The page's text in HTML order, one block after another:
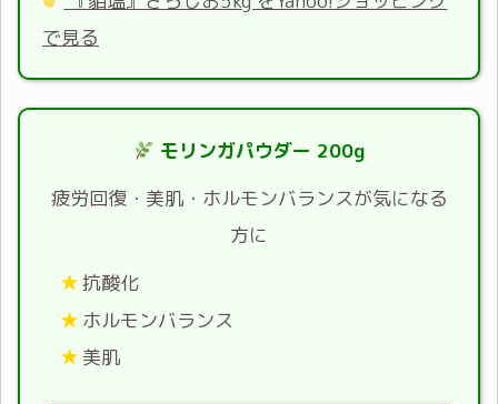
で見る
モリンガパウダー 200g
疲労回復・美肌・ホルモンバランスが気になる
方に
抗酸化
ホルモンバランス
美肌